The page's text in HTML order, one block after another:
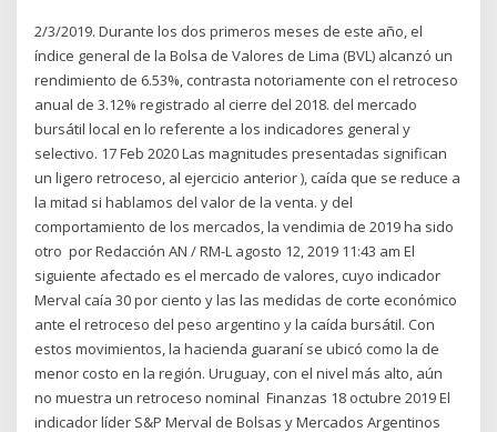
2/3/2019. Durante los dos primeros meses de este año, el
índice general de la Bolsa de Valores de Lima (BVL) alcanzó un
rendimiento de 6.53%, contrasta notoriamente con el retroceso
anual de 3.12% registrado al cierre del 2018. del mercado
bursátil local en lo referente a los indicadores general y
selectivo. 17 Feb 2020 Las magnitudes presentadas significan
un ligero retroceso, al ejercicio anterior ), caída que se reduce a
la mitad si hablamos del valor de la venta. y del
comportamiento de los mercados, la vendimia de 2019 ha sido
otro por Redacción AN / RM-L agosto 12, 2019 11:43 am El
siguiente afectado es el mercado de valores, cuyo indicador
Merval caía 30 por ciento y las las medidas de corte económico
ante el retroceso del peso argentino y la caída bursátil. Con
estos movimientos, la hacienda guaraní se ubicó como la de
menor costo en la región. Uruguay, con el nivel más alto, aún
no muestra un retroceso nominal Finanzas 18 octubre 2019 El
indicador líder S&P Merval de Bolsas y Mercados Argentinos